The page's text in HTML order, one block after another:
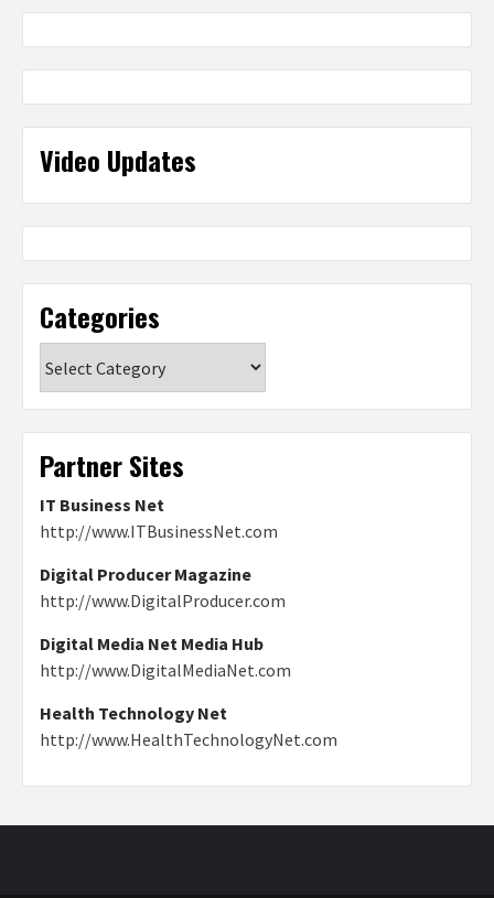
Video Updates
Categories
Partner Sites
IT Business Net
http://www.ITBusinessNet.com
Digital Producer Magazine
http://www.DigitalProducer.com
Digital Media Net Media Hub
http://www.DigitalMediaNet.com
Health Technology Net
http://www.HealthTechnologyNet.com